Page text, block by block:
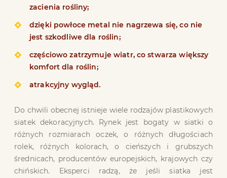
zacienia rośliny;
dzięki powłoce metal nie nagrzewa się, co nie
jest szkodliwe dla roślin;
częściowo zatrzymuje wiatr, co stwarza większy
komfort dla roślin;
atrakcyjny wygląd.
Do chwili obecnej istnieje wiele rodzajów plastikowych
siatek dekoracyjnych. Rynek jest bogaty w siatki o
różnych rozmiarach oczek, o różnych długościach
rolek, różnych kolorach, o cieńszych i grubszych
średnicach, producentów europejskich, krajowych czy
chińskich. Eksperci radzą, że jeśli siatka jest